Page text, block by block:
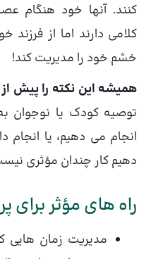
کنند. آنها خود هنگام
کلامی دارند اما از فرزند
خشم خود را مدیریت کند!
همیشه این نکته را پیش از
توصیه کودک یا نوجوان
انجام می دهیم، یا انجام
دهیم کار چندان مؤثری
راه های مؤثر برای
مدیریت زمان هایی